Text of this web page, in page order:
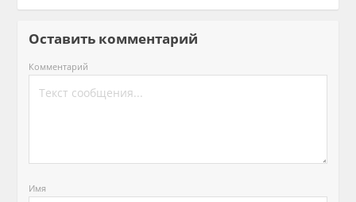
Оставить комментарий
Комментарий
Имя